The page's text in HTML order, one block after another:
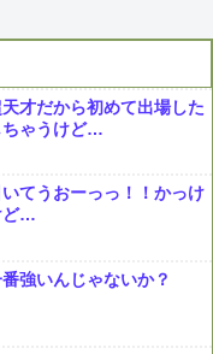
才だから初めて出場した
ちゃうけど…
てうおーっっ！！かっけ
ど…
強いんじゃないか？